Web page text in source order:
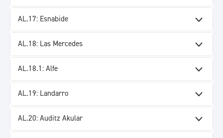
AL.17: Esnabide
AL.18: Las Mercedes
AL.18.1: Alfe
AL.19: Landarro
AL.20: Auditz Akular